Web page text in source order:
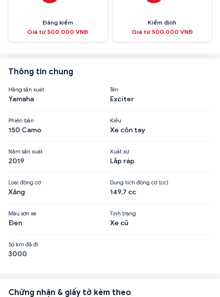
Đăng kiểm
Giá từ 500.000 VNĐ
Kiểm định
Giá từ 500.000 VNĐ
Thông tin chung
Hãng sản xuất
Yamaha
Tên
Exciter
Phiên bản
150 Camo
Kiểu
Xe côn tay
Năm sản xuất
2019
Xuất xứ
Lắp ráp
Loại động cơ
Xăng
Dung tích động cơ (cc)
149.7 cc
Màu sơn xe
Đen
Tình trạng
Xe cũ
Số km đã đi
3000
Chứng nhận & giấy tờ kèm theo